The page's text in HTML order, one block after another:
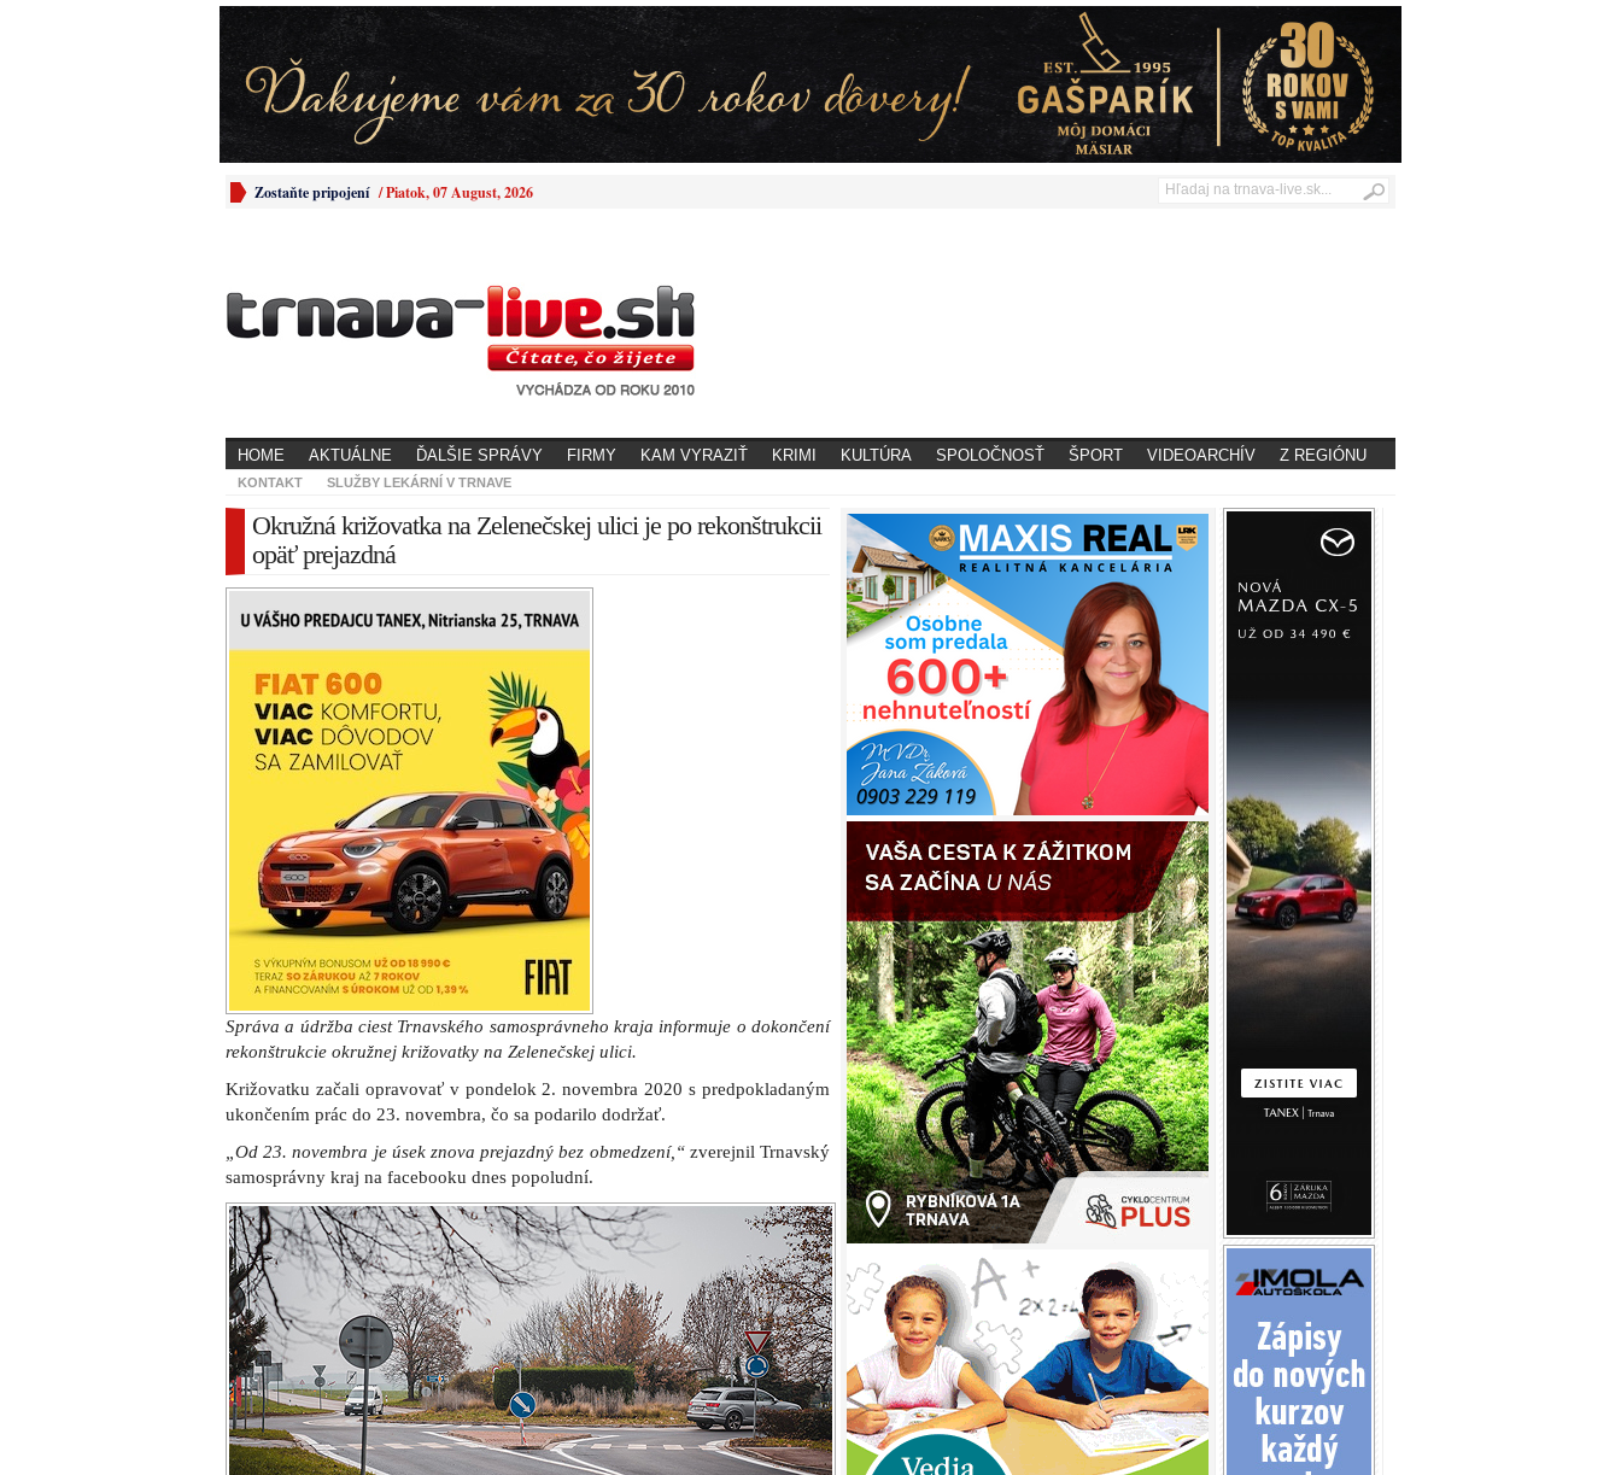
Zostaňte pripojení /Piatok, 07 August, 2026
HOME AKTUÁLNE ĎALŠIE SPRÁVY FIRMY KAM VYRAZIŤ KRIMI KULTÚRA SPOLOČNOSŤ ŠPORT VIDEOARCHÍV Z REGIÓNU
KONTAKT SLUŽBY LEKÁRNÍ V TRNAVE
Okružná križovatka na Zelenečskej ulici je po rekonštrukcii
opäť prejazdná
Správa a údržba ciest Trnavského samosprávneho kraja informuje o dokončení
rekonštrukcie okružnej križovatky na Zelenečskej ulici.
Križovatku začali opravovať v pondelok 2. novembra 2020 s predpokladaným
ukončením prác do 23. novembra, čo sa podarilo dodržať.
„Od 23. novembra je úsek znova prejazdný bez obmedzení,“zverejnil Trnavský
samosprávny kraj na facebooku dnes popoludní.